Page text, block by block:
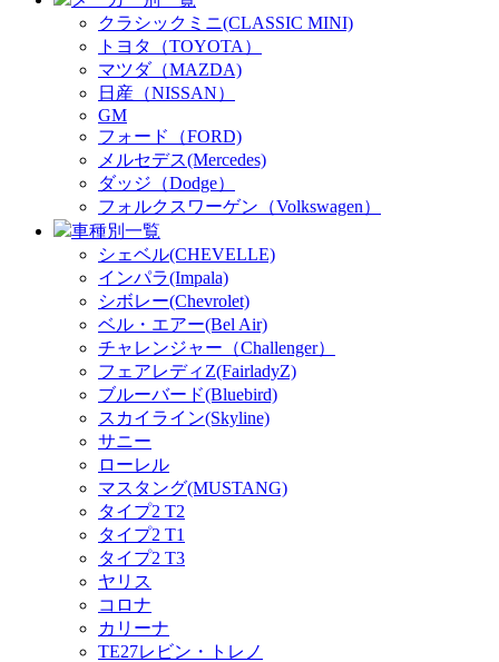
クラシックミニ(CLASSIC MINI)
トヨタ（TOYOTA）
マツダ（MAZDA)
日産（NISSAN）
GM
フォード（FORD)
メルセデス(Mercedes)
ダッジ（Dodge）
フォルクスワーゲン（Volkswagen）
車種別一覧
シェベル(CHEVELLE)
インパラ(Impala)
シボレー(Chevrolet)
ベル・エアー(Bel Air)
チャレンジャー（Challenger）
フェアレディZ(FairladyZ)
ブルーバード(Bluebird)
スカイライン(Skyline)
サニー
ローレル
マスタング(MUSTANG)
タイプ2 T2
タイプ2 T1
タイプ2 T3
ヤリス
コロナ
カリーナ
TE27レビン・トレノ